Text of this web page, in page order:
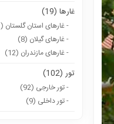
غارها (19)
- غارهای استان گلستان (11)
- غارهای گیلان (8)
- غارهای مازندران (12)
تور (102)
- تور خارجی (92)
- تور داخلی (9)